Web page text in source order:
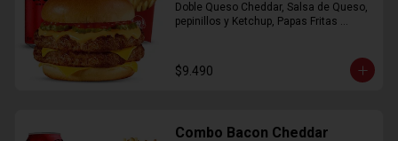
Doble Queso Cheddar, Salsa de Queso,
pepinillos y Ketchup, Papas Fritas
$9.490
Combo Bacon Cheddar